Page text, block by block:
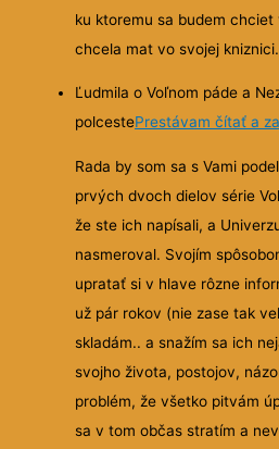
ku ktoremu sa budem
chcela mat vo svojej kniznici.
Ľudmila o Voľnom páde a
polcestePrestávam čítať a
Rada by som sa s Vami
prvých dvoch dielov série
že ste ich napísali, a
nasmeroval. Svojím
upratať si v hlave rôzne
už pár rokov (nie zase tak
skladám.. a snažím sa ich
svojho života, postojov,
problém, že všetko pitvám
sa v tom občas stratím a